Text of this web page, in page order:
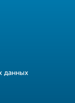
данных